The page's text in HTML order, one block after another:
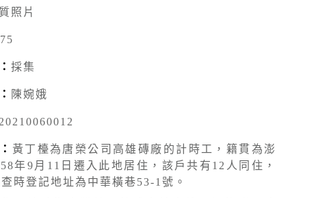
照片
採集
陳婉娥
20210060012
黃丁檯為唐榮公司高雄磚廠的計時工，籍貫為澎
年9月11日遷入此地居住，該戶共有12人同住，
時登記地址為中華橫巷53-1號。